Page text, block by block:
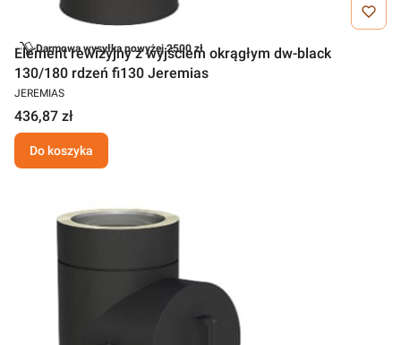
Darmowa wysyłka powyżej 2500 zł
Element rewizyjny z wyjściem okrągłym dw-black
130/180 rdzeń fi130 Jeremias
JEREMIAS
436,87 zł
Do koszyka